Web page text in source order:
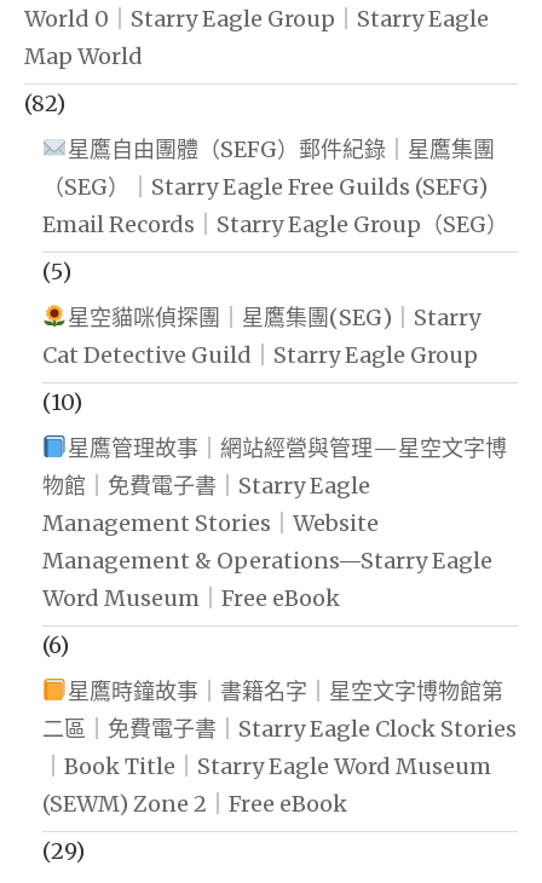
World 0｜Starry Eagle Group｜Starry Eagle
Map World
(82)
星鷹自由團體（SEFG）郵件紀錄｜星鷹集團
（SEG）｜Starry Eagle Free Guilds (SEFG)
Email Records｜Starry Eagle Group（SEG）
(5)
星空貓咪偵探團｜星鷹集團(SEG)｜Starry
Cat Detective Guild｜Starry Eagle Group
(10)
星鷹管理故事｜網站經營與管理—星空文字博
物館｜免費電子書｜Starry Eagle
Management Stories｜Website
Management & Operations—Starry Eagle
Word Museum｜Free eBook
(6)
星鷹時鐘故事｜書籍名字｜星空文字博物館第
二區｜免費電子書｜Starry Eagle Clock Stories
｜Book Title｜Starry Eagle Word Museum
(SEWM) Zone 2｜Free eBook
(29)